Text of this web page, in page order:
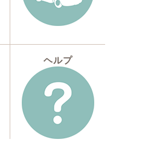
ヘルプ